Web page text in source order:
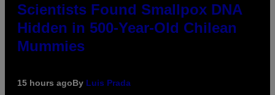
Scientists Found Smallpox DNA
Hidden in 500-Year-Old Chilean
Mummies
15 hours agoBy Luis Prada